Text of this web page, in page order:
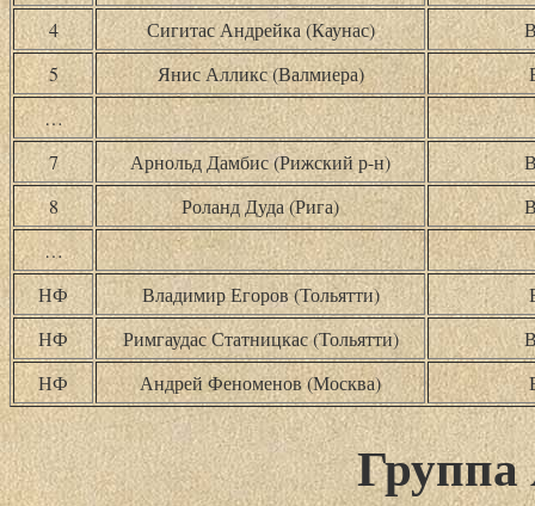
4
Сигитас Андрейка (Каунас)
5
Янис Алликс (Валмиера)
…
7
Арнольд Дамбис (Рижский р-н)
8
Роланд Дуда (Рига)
…
НФ
Владимир Егоров (Тольятти)
НФ
Римгаудас Статницкас (Тольятти)
НФ
Андрей Феноменов (Москва)
Группа